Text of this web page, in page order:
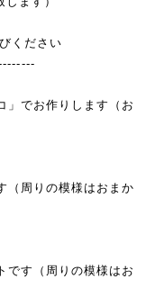
ください
」でお作りします（お
（周りの模様はおまか
です（周りの模様はお